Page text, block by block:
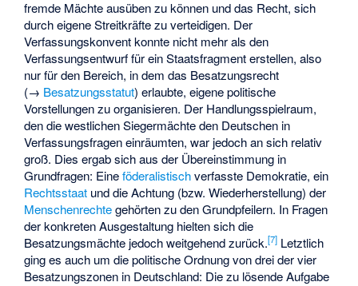
fremde Mächte ausüben zu können und das Recht, sich
durch eigene Streitkräfte zu verteidigen. Der
Verfassungskonvent konnte nicht mehr als den
Verfassungsentwurf für ein Staatsfragment erstellen, also
nur für den Bereich, in dem das Besatzungsrecht
(→ Besatzungsstatut) erlaubte, eigene politische
Vorstellungen zu organisieren. Der Handlungsspielraum,
den die westlichen Siegermächte den Deutschen in
Verfassungsfragen einräumten, war jedoch an sich relativ
groß. Dies ergab sich aus der Übereinstimmung in
Grundfragen: Eineföderalistischverfasste Demokratie, ein
Rechtsstaat und die Achtung (bzw. Wiederherstellung) der
Menschenrechtegehörten zu den Grundpfeilern. In Fragen
der konkreten Ausgestaltung hielten sich die
Besatzungsmächte jedoch weitgehend zurück.[7] Letztlich
ging es auch um die politische Ordnung von drei der vier
Besatzungszonen in Deutschland: Die zu lösende Aufgabe